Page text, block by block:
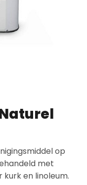
op
met
en linoleum.